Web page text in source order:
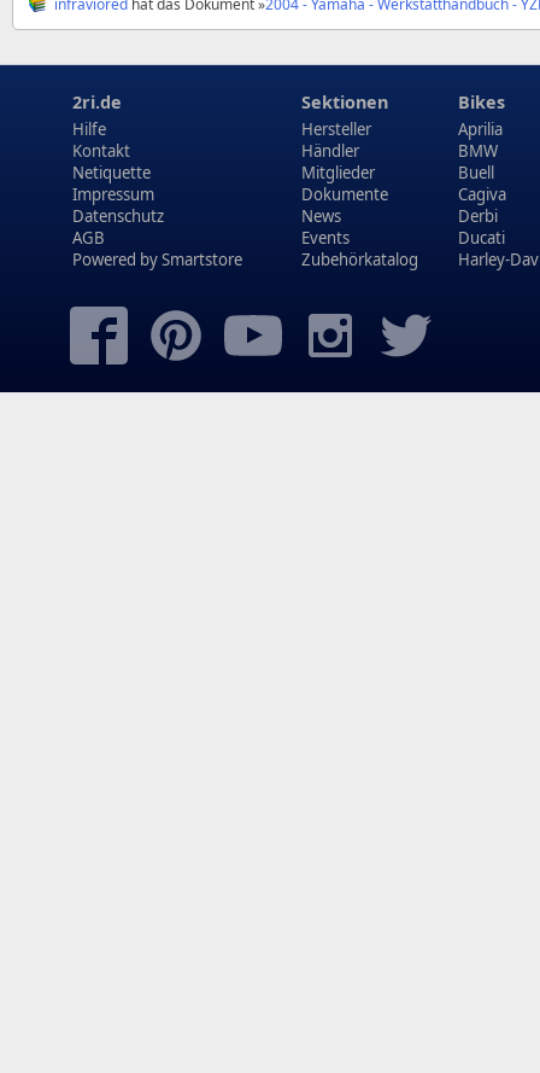
infraviored hat das Dokument »2004 - Yamaha - Werkstatthandbuch -
2ri.de
Hilfe
Kontakt
Netiquette
Impressum
Datenschutz
AGB
Powered bySmartstore
Sektionen
Hersteller
Händler
Mitglieder
Dokumente
News
Events
Zubehörkatalog
Bikes
Aprilia
BMW
Buell
Cagiva
Derbi
Ducati
Harley-